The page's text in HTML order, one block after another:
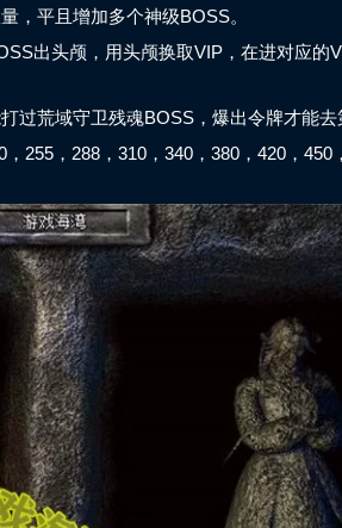
，平且增加多个神级BOSS。
出头颅，用头颅换取VIP，在进对应的
过荒域守卫残魂BOSS，爆出令牌才能去
255，288，310，340，380，420，